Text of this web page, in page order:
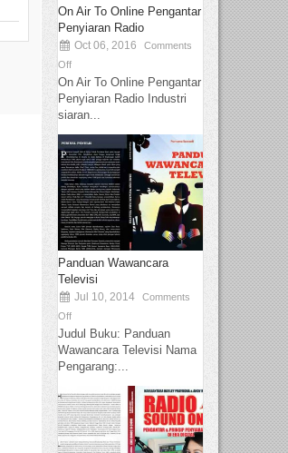
On Air To Online Pengantar
Penyiaran Radio
Oct 06, 2016
Comments
Off
On Air To Online Pengantar
Penyiaran Radio Industri
siaran...
Panduan Wawancara
Televisi
Jul 10, 2014
Comments
Off
Judul Buku: Panduan
Wawancara Televisi Nama
Pengarang:...